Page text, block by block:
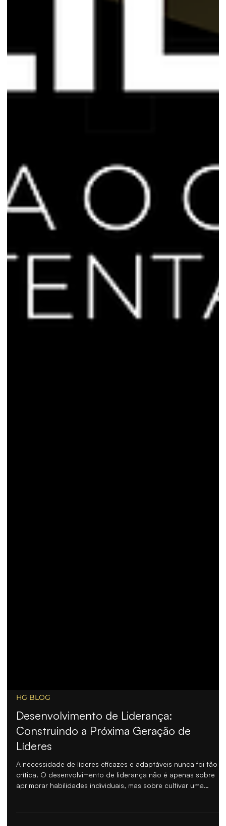
HG BLOG
Desenvolvimento de Liderança:
Líderes